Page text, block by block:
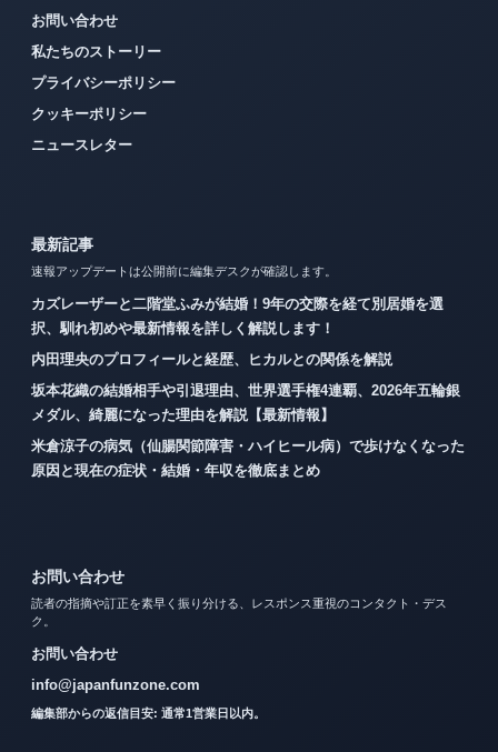
お問い合わせ
私たちのストーリー
プライバシーポリシー
クッキーポリシー
ニュースレター
最新記事
速報アップデートは公開前に編集デスクが確認します。
カズレーザーと二階堂ふみが結婚！9年の交際を経て別居婚を選
択、馴れ初めや最新情報を詳しく解説します！
内田理央のプロフィールと経歴、ヒカルとの関係を解説
坂本花織の結婚相手や引退理由、世界選手権4連覇、2026年五輪銀
メダル、綺麗になった理由を解説【最新情報】
米倉涼子の病気（仙腸関節障害・ハイヒール病）で歩けなくなった
原因と現在の症状・結婚・年収を徹底まとめ
お問い合わせ
読者の指摘や訂正を素早く振り分ける、レスポンス重視のコンタクト・デス
ク。
お問い合わせ
info@japanfunzone.com
編集部からの返信目安: 通常1営業日以内。